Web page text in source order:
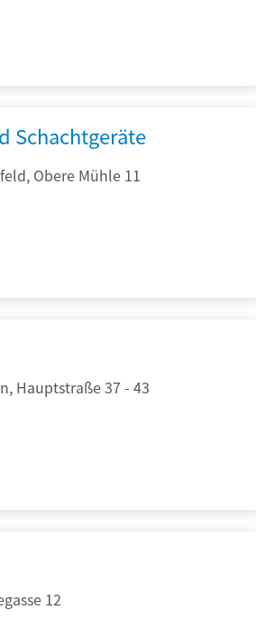
Schachtgeräte
Obere Mühle 11
Hauptstraße 37 - 43
12